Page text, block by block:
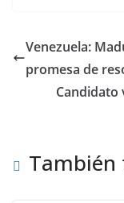
Venezuela:
promesa de
Candidato
También